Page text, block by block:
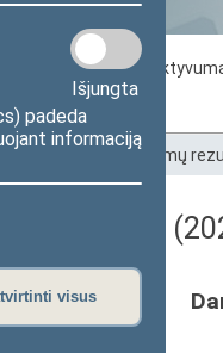
Išjungta
padeda
informaciją
visus
Seimo narių
rezultatai
Seimo narių balsavimų
klausimas